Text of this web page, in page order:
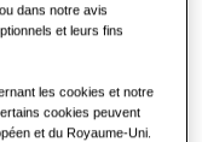
dans notre avis
et leurs fins
les cookies et notre
cookies peuvent
et du Royaume-Uni.